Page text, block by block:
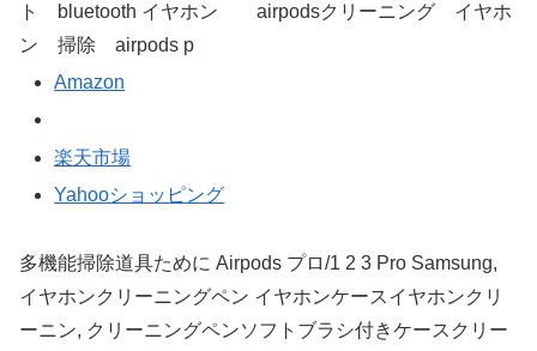
ト bluetooth イヤホン airpodsクリーニング イヤホ
ン 掃除 airpods p
Amazon
楽天市場
Yahooショッピング
多機能掃除道具ために Airpods プロ/1 2 3 Pro Samsung,
イヤホンクリーニングペン イヤホンケースイヤホンクリ
ーニン, クリーニングペンソフトブラシ付きケースクリー